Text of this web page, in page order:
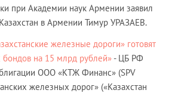
при Академии наук Армении заявил
в Армении Тимур УРАЗАЕВ.
железные дороги» готовят
бондов на 15 млрд рублей» - ЦБ РФ
ООО «КТЖ Финанс» (SPV
железных дорог» («Казахстан